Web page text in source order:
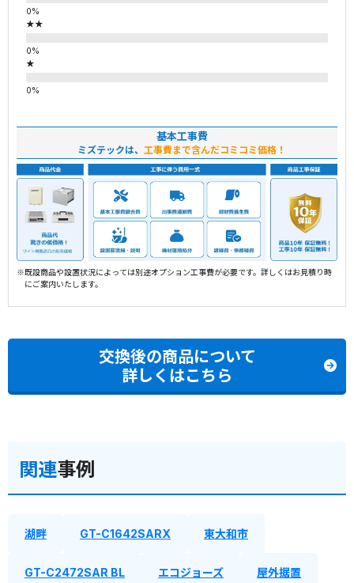
★★
★
基本工事費
ミズテックは、 工事費まで含んだコミコミ価格！
※既設商品や設置状況によっては別途オプション工事費が必要です。詳しくはお見積り時
にご案内いたします。
交換後の商品について
詳しくはこちら
関連事例
湖畔 GT-C1642SARX 東大和市
GT-C2472SAR BL エコジョーズ 屋外据置